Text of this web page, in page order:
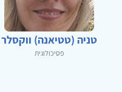
טניה (טטיאנה) ווקסלר
פסיכולוגית